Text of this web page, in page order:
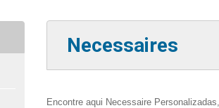
Necessaires
Encontre aqui Necessaire